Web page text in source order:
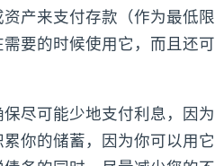
产来支付存款（作为最低
要的时候使用它，而且还
尽可能少地支付利息，因
你的储蓄，因为你可以用